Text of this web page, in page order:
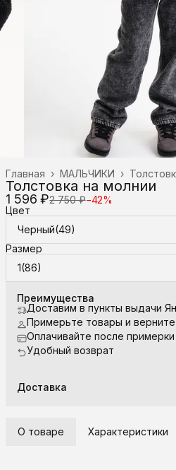
МАЛЬЧИКИ ›
Главная ›
Толстовка на молнии
1 596 ₽2 750 ₽−42%
Цвет
Черный(49)
Размер
1(86)
Преимущества
Доставим в пункты выдачи
Примерьте товары и
Оплачивайте после примерки
Удобный возврат
Доставка
О товаре Характеристики